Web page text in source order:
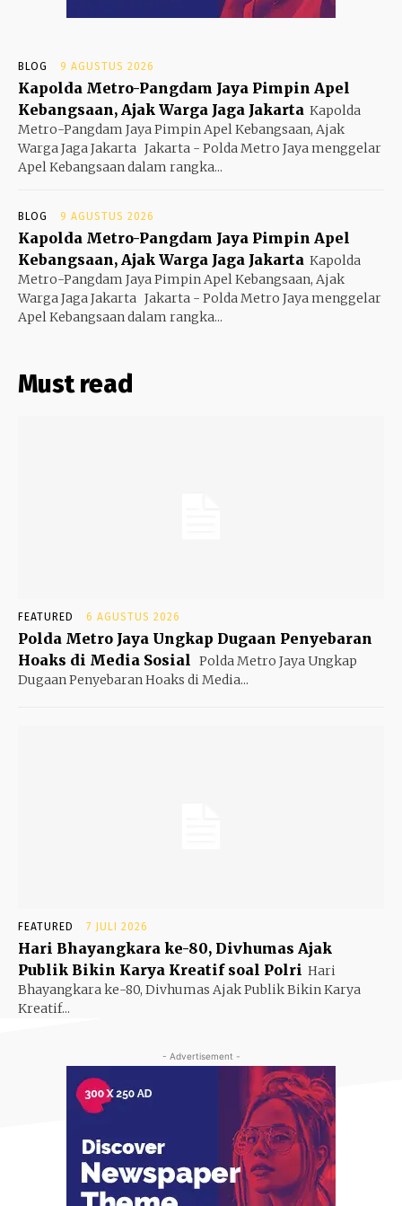
BLOG 9 AGUSTUS 2026
Kapolda Metro-Pangdam Jaya Pimpin Apel
Kebangsaan, Ajak Warga Jaga Jakarta Kapolda
Metro-Pangdam Jaya Pimpin Apel Kebangsaan, Ajak
Warga Jaga Jakarta Jakarta - Polda Metro Jaya menggelar
Apel Kebangsaan dalam rangka...
BLOG 9 AGUSTUS 2026
Kapolda Metro-Pangdam Jaya Pimpin Apel
Kebangsaan, Ajak Warga Jaga Jakarta Kapolda
Metro-Pangdam Jaya Pimpin Apel Kebangsaan, Ajak
Warga Jaga Jakarta Jakarta - Polda Metro Jaya menggelar
Apel Kebangsaan dalam rangka...
Must read
FEATURED 6 AGUSTUS 2026
Polda Metro Jaya Ungkap Dugaan Penyebaran
Hoaks di Media Sosial Polda Metro Jaya Ungkap
Dugaan Penyebaran Hoaks di Media...
FEATURED 7 JULI 2026
Hari Bhayangkara ke-80, Divhumas Ajak
Publik Bikin Karya Kreatif soal Polri Hari
Bhayangkara ke-80, Divhumas Ajak Publik Bikin Karya
Kreatif...
- Advertisement -